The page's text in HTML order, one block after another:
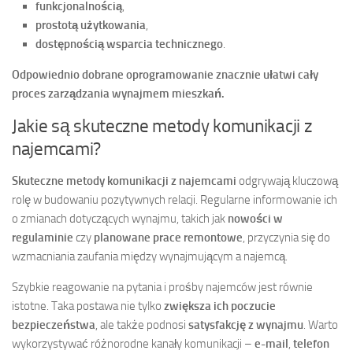
funkcjonalnością,
prostotą użytkowania,
dostępnością wsparcia technicznego.
Odpowiednio dobrane oprogramowanie znacznie ułatwi cały
proces zarządzania wynajmem mieszkań.
Jakie są skuteczne metody komunikacji z
najemcami?
Skuteczne metody komunikacji z najemcami odgrywają kluczową
rolę w budowaniu pozytywnych relacji. Regularne informowanie ich
o zmianach dotyczących wynajmu, takich jak nowości w
regulaminie czy planowane prace remontowe, przyczynia się do
wzmacniania zaufania między wynajmującym a najemcą.
Szybkie reagowanie na pytania i prośby najemców jest równie
istotne. Taka postawa nie tylko zwiększa ich poczucie
bezpieczeństwa, ale także podnosi satysfakcję z wynajmu. Warto
wykorzystywać różnorodne kanały komunikacji – e-mail, telefon